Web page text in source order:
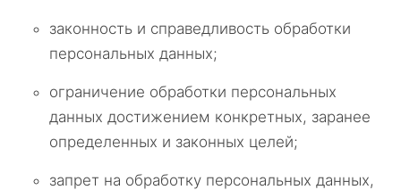
законность и справедливость обработки
персональных данных;
ограничение обработки персональных
данных достижением конкретных, заранее
определенных и законных целей;
запрет на обработку персональных данных,